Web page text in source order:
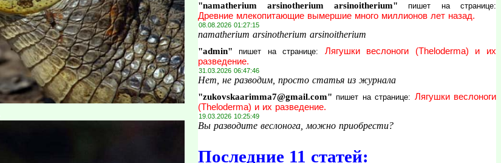
"namatherium arsinotherium arsinoitherium" пишет на странице:
Древние млекопитающие вымершие много миллионов лет назад.
08.08.2026 01:27:15
namatherium arsinotherium arsinoitherium
"admin" пишет на странице: Лягушки веслоноги (Theloderma) и их
разведение.
31.03.2026 06:47:46
Нет, не разводим, просто статья из журнала
"zukovskaarimma7@gmail.com" пишет на странице: Лягушки веслоноги
(Theloderma) и их разведение.
19.03.2026 10:25:49
Вы разводите веслонога, можно приобрести?
Последние 11 статей: